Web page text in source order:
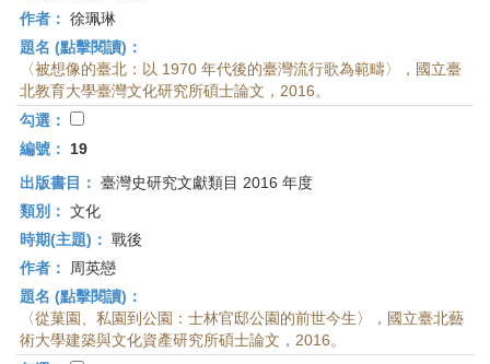
作者： 徐珮琳
題名 (點擊閱讀)：
〈被想像的臺北：以 1970 年代後的臺灣流行歌為範疇〉，國立臺
北教育大學臺灣文化研究所碩士論文，2016。
勾選：
編號：
19
出版書目： 臺灣史研究文獻類目 2016 年度
類別： 文化
時期(主題)： 戰後
作者：
周英戀
題名 (點擊閱讀)：
〈從菓園、私園到公園：士林官邸公園的前世今生〉，國立臺北藝
術大學建築與文化資產研究所碩士論文，2016。